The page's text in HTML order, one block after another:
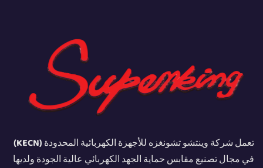
تعمل شركة وينتشو تشونغزه للأجهزة الكهربائية المحدودة (KECN)
في مجال تصنيع مقابس حماية الجهد الكهربائي عالية الجودة ولديها